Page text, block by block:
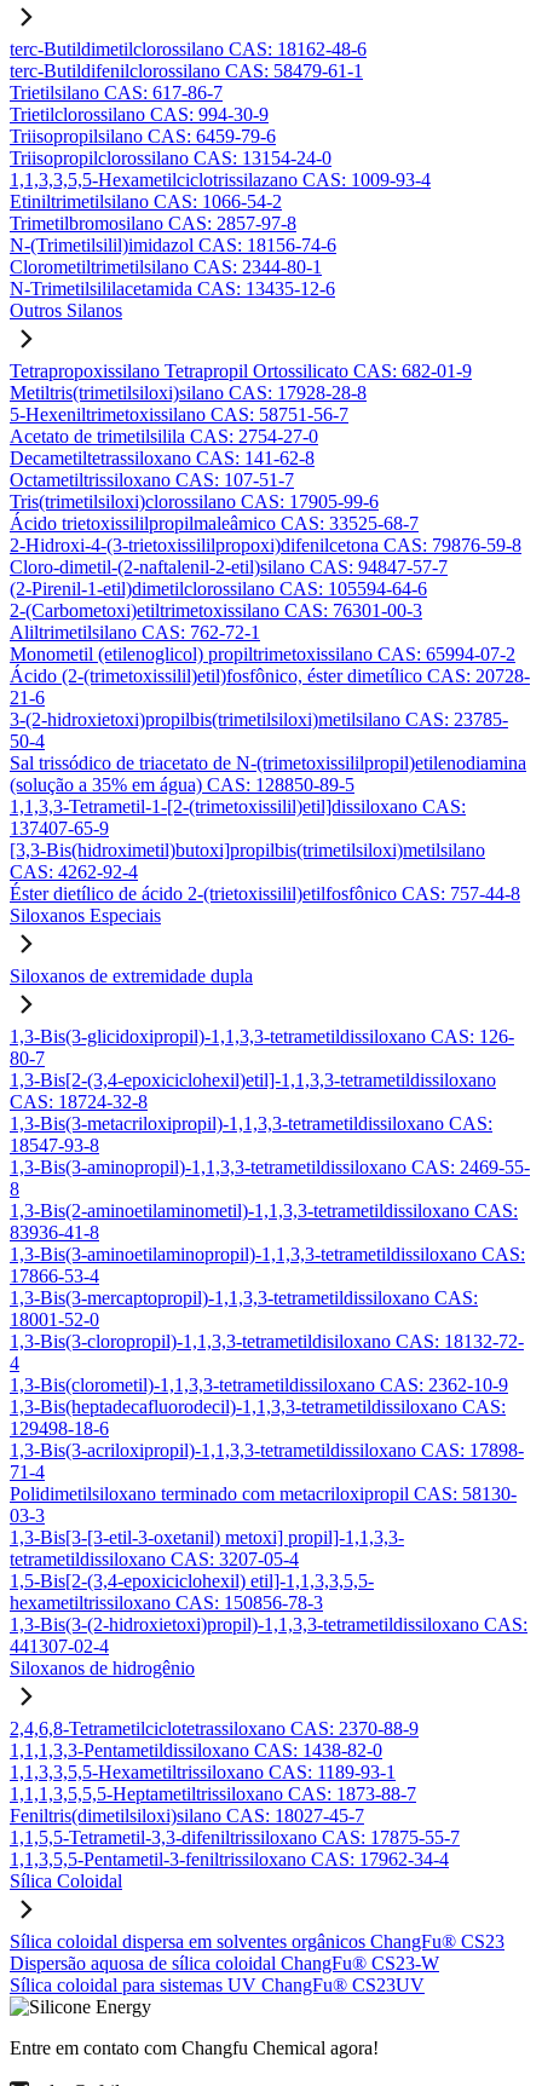
terc-Butildimetilclorossilano CAS: 18162-48-6
terc-Butildifenilclorossilano CAS: 58479-61-1
Trietilsilano CAS: 617-86-7
Trietilclorossilano CAS: 994-30-9
Triisopropilsilano CAS: 6459-79-6
Triisopropilclorossilano CAS: 13154-24-0
1,1,3,3,5,5-Hexametilciclotrissilazano CAS: 1009-93-4
Etiniltrimetilsilano CAS: 1066-54-2
Trimetilbromosilano CAS: 2857-97-8
N-(Trimetilsilil)imidazol CAS: 18156-74-6
Clorometiltrimetilsilano CAS: 2344-80-1
N-Trimetilsililacetamida CAS: 13435-12-6
Outros Silanos
Tetrapropoxissilano Tetrapropil Ortossilicato CAS: 682-01-9
Metiltris(trimetilsiloxi)silano CAS: 17928-28-8
5-Hexeniltrimetoxissilano CAS: 58751-56-7
Acetato de trimetilsilila CAS: 2754-27-0
Decametiltetrassiloxano CAS: 141-62-8
Octametiltrissiloxano CAS: 107-51-7
Tris(trimetilsiloxi)clorossilano CAS: 17905-99-6
Ácido trietoxissililpropilmaleâmico CAS: 33525-68-7
2-Hidroxi-4-(3-trietoxissililpropoxi)difenilcetona CAS: 79876-59-8
Cloro-dimetil-(2-naftalenil-2-etil)silano CAS: 94847-57-7
(2-Pirenil-1-etil)dimetilclorossilano CAS: 105594-64-6
2-(Carbometoxi)etiltrimetoxissilano CAS: 76301-00-3
Aliltrimetilsilano CAS: 762-72-1
Monometil (etilenoglicol) propiltrimetoxissilano CAS: 65994-07-2
Ácido (2-(trimetoxissilil)etil)fosfônico, éster dimetílico CAS: 20728-
21-6
3-(2-hidroxietoxi)propilbis(trimetilsiloxi)metilsilano CAS: 23785-
50-4
Sal trissódico de triacetato de N-(trimetoxissililpropil)etilenodiamina
(solução a 35% em água) CAS: 128850-89-5
1,1,3,3-Tetrametil-1-[2-(trimetoxissilil)etil]dissiloxano CAS:
137407-65-9
[3,3-Bis(hidroximetil)butoxi]propilbis(trimetilsiloxi)metilsilano
CAS: 4262-92-4
Éster dietílico de ácido 2-(trietoxissilil)etilfosfônico CAS: 757-44-8
Siloxanos Especiais
Siloxanos de extremidade dupla
1,3-Bis(3-glicidoxipropil)-1,1,3,3-tetrametildissiloxano CAS: 126-
80-7
1,3-Bis[2-(3,4-epoxiciclohexil)etil]-1,1,3,3-tetrametildissiloxano
CAS: 18724-32-8
1,3-Bis(3-metacriloxipropil)-1,1,3,3-tetrametildissiloxano CAS:
18547-93-8
1,3-Bis(3-aminopropil)-1,1,3,3-tetrametildissiloxano CAS: 2469-55-
8
1,3-Bis(2-aminoetilaminometil)-1,1,3,3-tetrametildissiloxano CAS:
83936-41-8
1,3-Bis(3-aminoetilaminopropil)-1,1,3,3-tetrametildissiloxano CAS:
17866-53-4
1,3-Bis(3-mercaptopropil)-1,1,3,3-tetrametildissiloxano CAS:
18001-52-0
1,3-Bis(3-cloropropil)-1,1,3,3-tetrametildisiloxano CAS: 18132-72-
4
1,3-Bis(clorometil)-1,1,3,3-tetrametildissiloxano CAS: 2362-10-9
1,3-Bis(heptadecafluorodecil)-1,1,3,3-tetrametildissiloxano CAS:
129498-18-6
1,3-Bis(3-acriloxipropil)-1,1,3,3-tetrametildissiloxano CAS: 17898-
71-4
Polidimetilsiloxano terminado com metacriloxipropil CAS: 58130-
03-3
1,3-Bis[3-[3-etil-3-oxetanil) metoxi] propil]-1,1,3,3-
tetrametildissiloxano CAS: 3207-05-4
1,5-Bis[2-(3,4-epoxiciclohexil) etil]-1,1,3,3,5,5-
hexametiltrissiloxano CAS: 150856-78-3
1,3-Bis(3-(2-hidroxietoxi)propil)-1,1,3,3-tetrametildissiloxano CAS:
441307-02-4
Siloxanos de hidrogênio
2,4,6,8-Tetrametilciclotetrassiloxano CAS: 2370-88-9
1,1,1,3,3-Pentametildissiloxano CAS: 1438-82-0
1,1,3,3,5,5-Hexametiltrissiloxano CAS: 1189-93-1
1,1,1,3,5,5,5-Heptametiltrissiloxano CAS: 1873-88-7
Feniltris(dimetilsiloxi)silano CAS: 18027-45-7
1,1,5,5-Tetrametil-3,3-difeniltrissiloxano CAS: 17875-55-7
1,1,3,5,5-Pentametil-3-feniltrissiloxano CAS: 17962-34-4
Sílica Coloidal
Sílica coloidal dispersa em solventes orgânicos ChangFu® CS23
Dispersão aquosa de sílica coloidal ChangFu® CS23-W
Sílica coloidal para sistemas UV ChangFu® CS23UV
Entre em contato com Changfu Chemical agora!